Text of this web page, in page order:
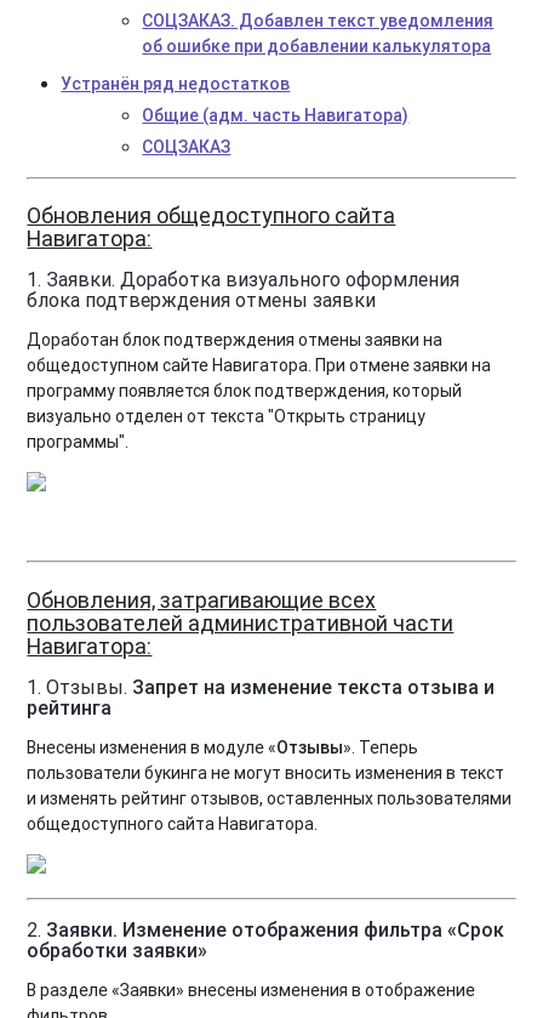
СОЦЗАКАЗ. Добавлен текст уведомления
об ошибке при добавлении калькулятора
Устранён ряд недостатков
Общие (адм. часть Навигатора)
СОЦЗАКАЗ
Обновления общедоступного сайта
Навигатора:
1. Заявки. Доработка визуального оформления
блока подтверждения отмены заявки
Доработан блок подтверждения отмены заявки на
общедоступном сайте Навигатора. При отмене заявки на
программу появляется блок подтверждения, который
визуально отделен от текста "Открыть страницу
программы".
Обновления, затрагивающие всех
пользователей административной части
Навигатора:
1. Отзывы. Запрет на изменение текста отзыва и
рейтинга
Внесены изменения в модуле «Отзывы». Теперь
пользователи букинга не могут вносить изменения в текст
и изменять рейтинг отзывов, оставленных пользователями
общедоступного сайта Навигатора.
2. Заявки. Изменение отображения фильтра «Срок
обработки заявки»
В разделе «Заявки» внесены изменения в отображение